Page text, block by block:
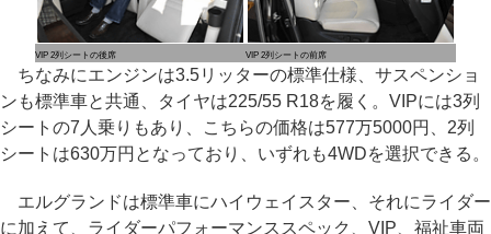
VIP 2列シートの後席 VIP 2列シートの前席
ちなみにエンジンは3.5リッターの標準仕様、サスペンショ
ンも標準車と共通、タイヤは225/55 R18を履く。VIPには3列
シートの7人乗りもあり、こちらの価格は577万5000円、2列
シートは630万円となっており、いずれも4WDを選択できる。
エルグランドは標準車にハイウェイスター、それにライダー
に加えて、ライダーパフォーマンススペック、VIP、福祉車両